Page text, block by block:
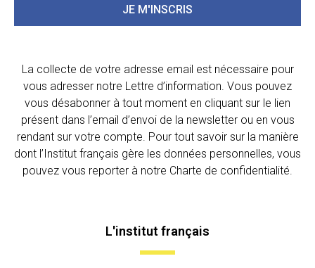
JE M'INSCRIS
La collecte de votre adresse email est nécessaire pour
vous adresser notre Lettre d’information. Vous pouvez
vous désabonner à tout moment en cliquant sur le lien
présent dans l’email d’envoi de la newsletter ou en vous
rendant sur votre compte. Pour tout savoir sur la manière
dont l’Institut français gère les données personnelles, vous
pouvez vous reporter à notre Charte de confidentialité.
L'institut français